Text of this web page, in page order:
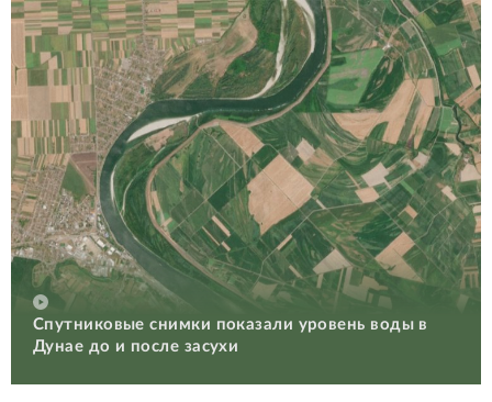
Спутниковые снимки показали уровень воды в
Дунае до и после засухи